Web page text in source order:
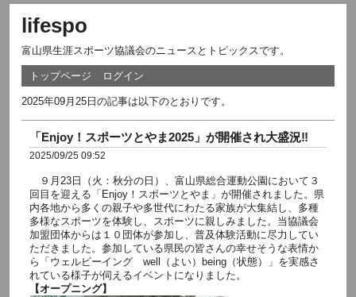
lifespo
富山県生涯スポーツ協議会のニュースとトピックスです。
トップページ ログイン
2025年09月25日の記事は以下のとおりです。
「Enjoy！スポーツとやま2025」が開催され大盛況‼
2025/09/25 09:52
９月23日（火：秋分の日）、富山県総合運動公園において３
回目を迎える「Enjoy！スポーツとやま」が開催されました。県
内各地から多くの親子や多世代にわたる家族が大集結し、多種
多様なスポーツを体験し、スポーツに親しみました。当協議会
加盟団体からは１０団体が参加し、普及体験活動に尽力してい
ただきました。参加している県民の皆さんの幸せそうな表情か
ら「ウェルビーイング well（よい）being（状態）」を実感さ
れている様子が伺えるイベントになりました。
【オープニング】